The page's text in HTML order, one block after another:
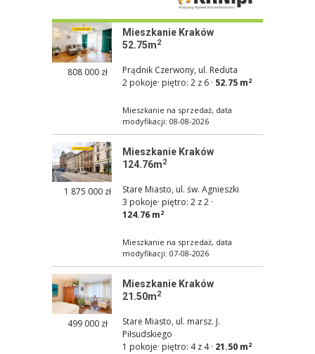
808 000 zł
Mieszkanie Kraków
52.75m2
Prądnik Czerwony, ul. Reduta
2 pokoje· piętro: 2 z 6 · 52.75 m2
Mieszkanie na sprzedaż, data
modyfikacji: 08-08-2026
1 875 000 zł
Mieszkanie Kraków
124.76m2
Stare Miasto, ul. św. Agnieszki
3 pokoje· piętro: 2 z 2 ·
124.76 m2
Mieszkanie na sprzedaż, data
modyfikacji: 07-08-2026
499 000 zł
Mieszkanie Kraków
21.50m2
Stare Miasto, ul. marsz. J.
Piłsudskiego
1 pokoje· piętro: 4 z 4· 21.50 m2